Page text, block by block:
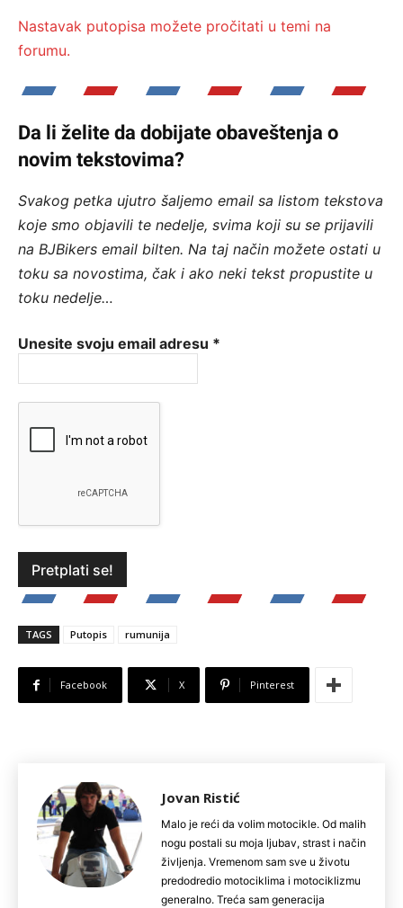
Nastavak putopisa možete pročitati u temi na
forumu.
Da li želite da dobijate obaveštenja o
novim tekstovima?
Svakog petka ujutro šaljemo email sa listom tekstova
koje smo objavili te nedelje, svima koji su se prijavili
na BJBikers email bilten. Na taj način možete ostati u
toku sa novostima, čak i ako neki tekst propustite u
toku nedelje…
Unesite svoju email adresu *
TAGS Putopis rumunija
Facebook X Pinterest
Jovan Ristić
Malo je reći da volim motocikle. Od malih
nogu postali su moja ljubav, strast i način
življenja. Vremenom sam sve u životu
predodredio motociklima i motociklizmu
generalno. Treća sam generacija